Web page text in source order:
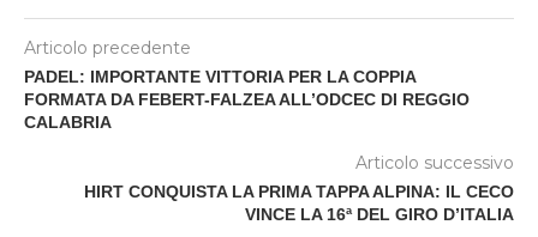
Articolo precedente
PADEL: IMPORTANTE VITTORIA PER LA COPPIA
FORMATA DA FEBERT-FALZEA ALL’ODCEC DI REGGIO
CALABRIA
Articolo successivo
HIRT CONQUISTA LA PRIMA TAPPA ALPINA: IL CECO
VINCE LA 16ª DEL GIRO D’ITALIA